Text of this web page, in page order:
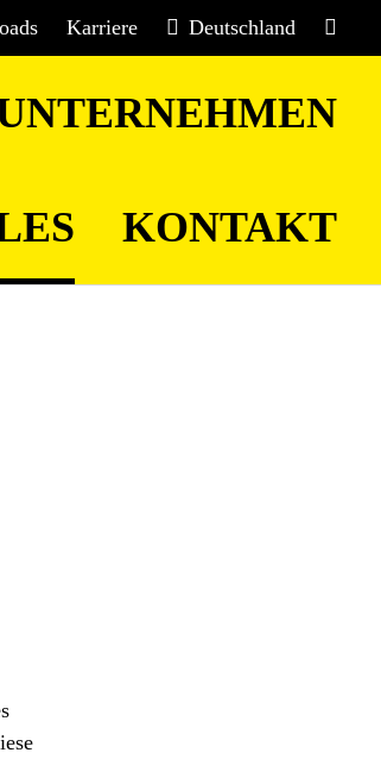
Karriere Deutschland
KONTAKT